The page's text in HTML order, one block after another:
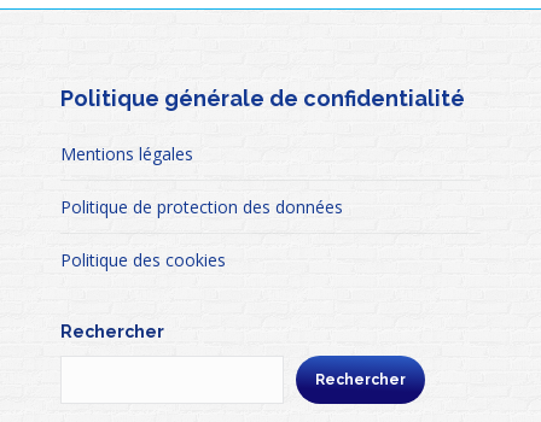
Politique générale de confidentialité
Mentions légales
Politique de protection des données
Politique des cookies
Rechercher
Rechercher